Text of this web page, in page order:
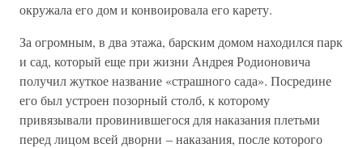
окружала его дом и конвоировала его карету.
За огромным, в два этажа, барским домом находился парк
и сад, который еще при жизни Андрея Родионовича
получил жуткое название «страшного сада». Посредине
его был устроен позорный столб, к которому
привязывали провинившегося для наказания плетьми
перед лицом всей дворни – наказания, после которого